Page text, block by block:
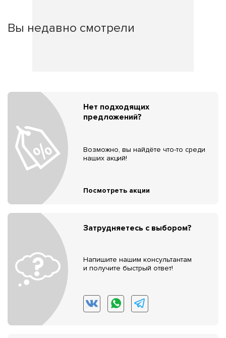
Вы недавно смотрели
Нет подходящих
предложений?
Возможно, вы найдёте что-то среди
наших акций!
Посмотреть акции
Затрудняетесь с выбором?
Напишите нашим консультантам
и получите быстрый ответ!